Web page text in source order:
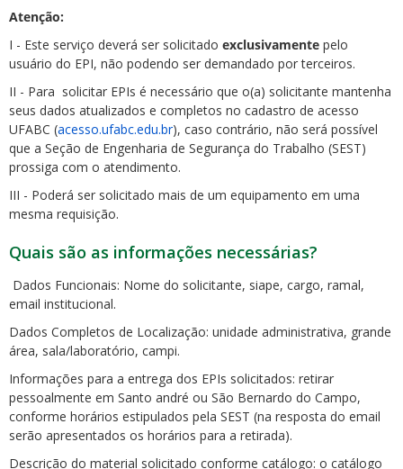
Atenção:
I - Este serviço deverá ser solicitado exclusivamente pelo
usuário do EPI, não podendo ser demandado por terceiros.
II - Para solicitar EPIs é necessário que o(a) solicitante mantenha
seus dados atualizados e completos no cadastro de acesso
UFABC (acesso.ufabc.edu.br), caso contrário, não será possível
que a Seção de Engenharia de Segurança do Trabalho (SEST)
prossiga com o atendimento.
III - Poderá ser solicitado mais de um equipamento em uma
mesma requisição.
Quais são as informações necessárias?
Dados Funcionais: Nome do solicitante, siape, cargo, ramal,
email institucional.
Dados Completos de Localização: unidade administrativa, grande
área, sala/laboratório, campi.
Informações para a entrega dos EPIs solicitados: retirar
pessoalmente em Santo andré ou São Bernardo do Campo,
conforme horários estipulados pela SEST (na resposta do email
serão apresentados os horários para a retirada).
Descrição do material solicitado conforme catálogo: o catálogo